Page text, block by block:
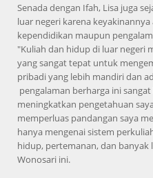
Senada dengan Ifah, Lisa juga
luar negeri karena
kependidikan maupun
"Kuliah dan hidup di luar negeri
yang sangat tepat untuk
pribadi yang lebih mandiri dan
pengalaman berharga ini
meningkatkan pengetahuan
memperluas pandangan saya
hanya mengenai sistem
hidup, pertemanan, dan banyak
Wonosari ini.